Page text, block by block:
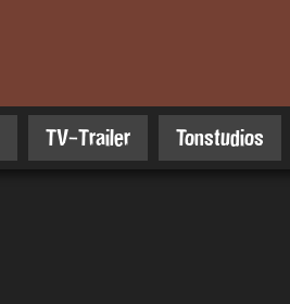
TV-Trailer Tonstudios